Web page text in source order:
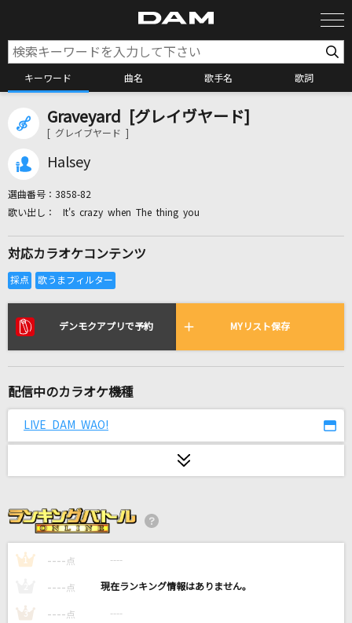
キーワード 曲名 歌手名 歌詞
カラオケ検索
リアルタイムで歌われている曲の一覧
[生音]明日晴れるかな
[生音]チェリー
花火
ちゃんみな
高橋真梨子
Graveyard [グレイヴヤード]
[ グレイブヤード ]
Halsey
選曲番号： 3858-82
It's crazy when The thing you
対応カラオケコンテンツ
デンモクアプリで予約 MYリスト保存
配信中のカラオケ機種
LIVE DAM WAO!
1 ---- 点 ----
---- 点 ----
3 ---- 点 ----